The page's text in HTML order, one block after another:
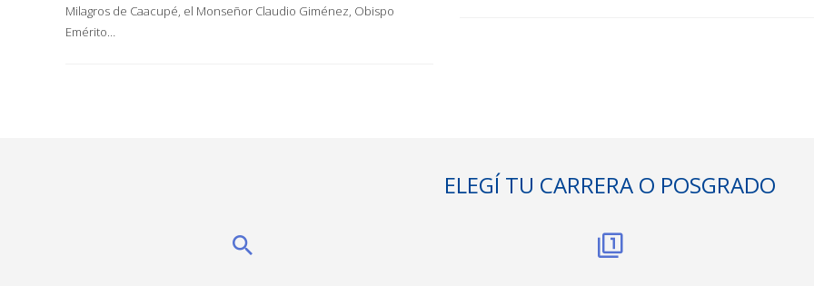
Milagros de Caacupé, el Monseñor Claudio Giménez, Obispo
Emérito…
ELEGÍ TU CARRERA O POSGRADO